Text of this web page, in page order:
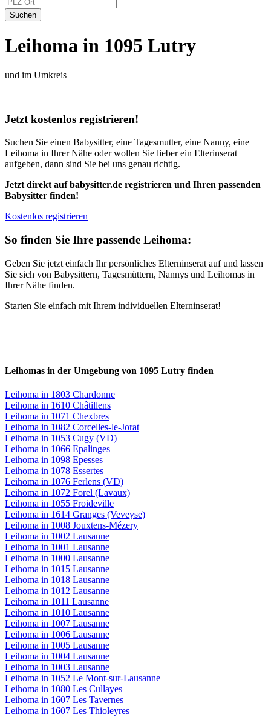
Leihoma in 1095 Lutry
und im Umkreis
Jetzt kostenlos registrieren!
Suchen Sie einen Babysitter, eine Tagesmutter, eine Nanny, eine
Leihoma in Ihrer Nähe oder wollen Sie lieber ein Elterinserat
aufgeben, dann sind Sie bei uns genau richtig.
Jetzt direkt auf babysitter.de registrieren und Ihren passenden
Babysitter finden!
Kostenlos registrieren
So finden Sie Ihre passende Leihoma:
Geben Sie jetzt einfach Ihr persönliches Elterninserat auf und lassen
Sie sich von Babysittern, Tagesmüttern, Nannys und Leihomas in
Ihrer Nähe finden.
Starten Sie einfach mit Ihrem individuellen Elterninserat!
Leihomas in der Umgebung von 1095 Lutry finden
Leihoma in 1803 Chardonne
Leihoma in 1610 Châtillens
Leihoma in 1071 Chexbres
Leihoma in 1082 Corcelles-le-Jorat
Leihoma in 1053 Cugy (VD)
Leihoma in 1066 Epalinges
Leihoma in 1098 Epesses
Leihoma in 1078 Essertes
Leihoma in 1076 Ferlens (VD)
Leihoma in 1072 Forel (Lavaux)
Leihoma in 1055 Froideville
Leihoma in 1614 Granges (Veveyse)
Leihoma in 1008 Jouxtens-Mézery
Leihoma in 1002 Lausanne
Leihoma in 1001 Lausanne
Leihoma in 1000 Lausanne
Leihoma in 1015 Lausanne
Leihoma in 1018 Lausanne
Leihoma in 1012 Lausanne
Leihoma in 1011 Lausanne
Leihoma in 1010 Lausanne
Leihoma in 1007 Lausanne
Leihoma in 1006 Lausanne
Leihoma in 1005 Lausanne
Leihoma in 1004 Lausanne
Leihoma in 1003 Lausanne
Leihoma in 1052 Le Mont-sur-Lausanne
Leihoma in 1080 Les Cullayes
Leihoma in 1607 Les Tavernes
Leihoma in 1607 Les Thioleyres